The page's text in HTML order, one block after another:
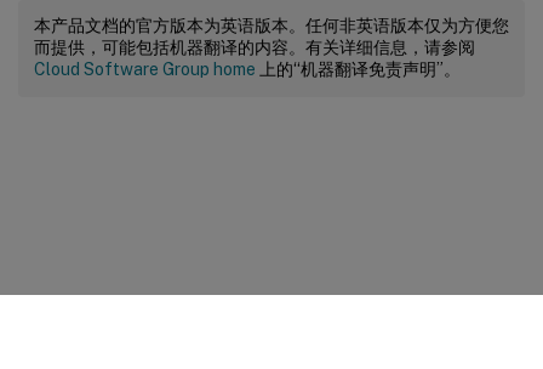
本产品文档的官方版本为英语版本。任何非英语版本仅为方便您
而提供，可能包括机器翻译的内容。有关详细信息，请参阅
Cloud Software Group home 上的“机器翻译免责声明”。